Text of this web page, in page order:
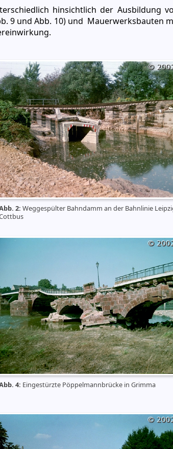
hinsichtlich der Ausbildung
9 und Abb. 10) und Mauerwerksbauten
2: Weggespülter Bahndamm an der Bahnlinie
4: Eingestürzte Pöppelmannbrücke in Grimma